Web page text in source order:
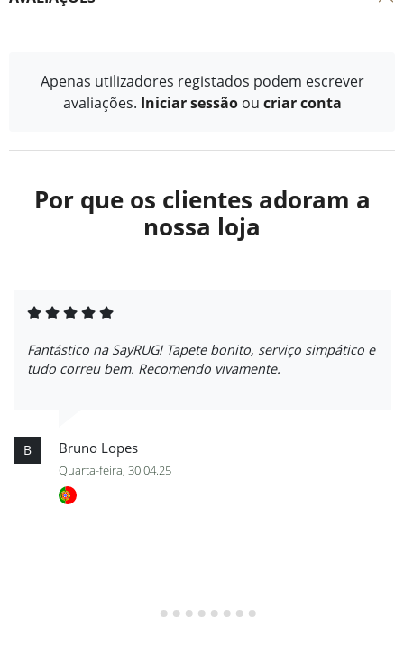
Apenas utilizadores registados podem escrever
avaliações. Iniciar sessão ou criar conta
Por que os clientes adoram a
nossa loja
Fantástico na SayRUG! Tapete bonito, serviço simpático e
tudo correu bem. Recomendo vivamente.
B Bruno Lopes
Quarta-feira, 30.04.25